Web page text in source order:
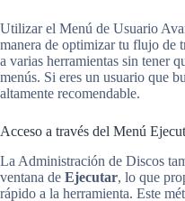
Utilizar el Menú de Usuario
manera de optimizar tu flujo de
a varias herramientas sin tener
menús. Si eres un usuario que
altamente recomendable.
Acceso a través del Menú
La Administración de Discos
ventana de Ejecutar, lo que
rápido a la herramienta. Este